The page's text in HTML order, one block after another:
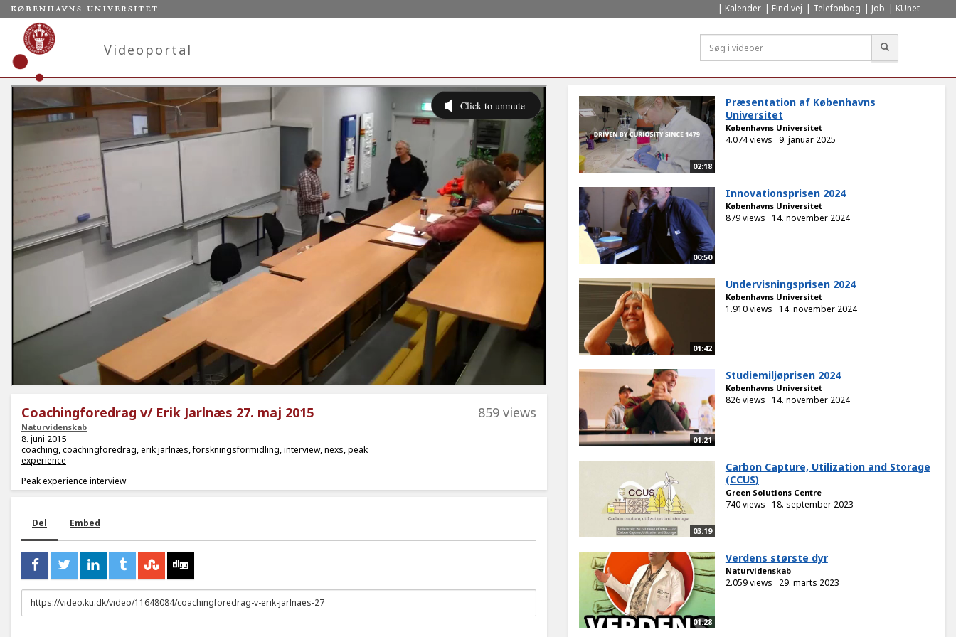
Kalender Find vej Telefonbog Job KUnet
Videoportal
Coachingforedrag v/ Erik Jarlnæs 27. maj 2015
Naturvidenskab
859 views
8. juni 2015
coaching,coachingforedrag,erik jarlnæs,forskningsformidling,interview,nexs,peak
experience
Peak experience interview
Del Embed
URL
to
02:18
Præsentation af Københavns
Universitet
Københavns Universitet
4.074 views 9. januar 2025
00:50
Innovationsprisen 2024
Københavns Universitet
879 views 14. november 2024
01:42
Undervisningsprisen 2024
Københavns Universitet
1.910 views 14. november 2024
01:21
Studiemiljøprisen 2024
Københavns Universitet
826 views 14. november 2024
03:19
Carbon Capture, Utilization and Storage
(CCUS)
Green Solutions Centre
740 views 18. september 2023
01:28
Verdens største dyr
Naturvidenskab
2.059 views 29. marts 2023